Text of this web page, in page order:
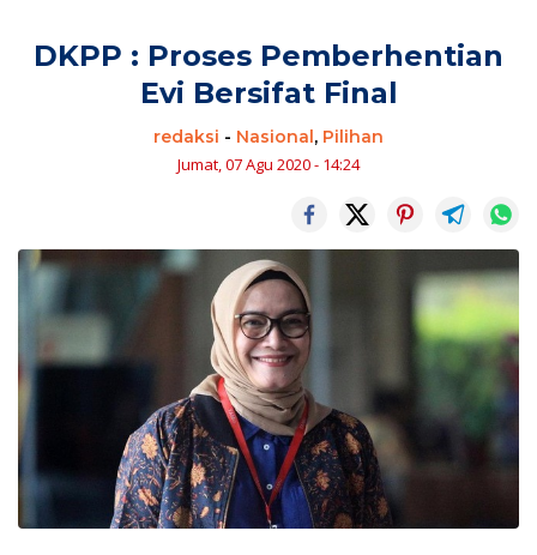
DKPP : Proses Pemberhentian
Evi Bersifat Final
redaksi - Nasional, Pilihan
Jumat, 07 Agu 2020 - 14:24